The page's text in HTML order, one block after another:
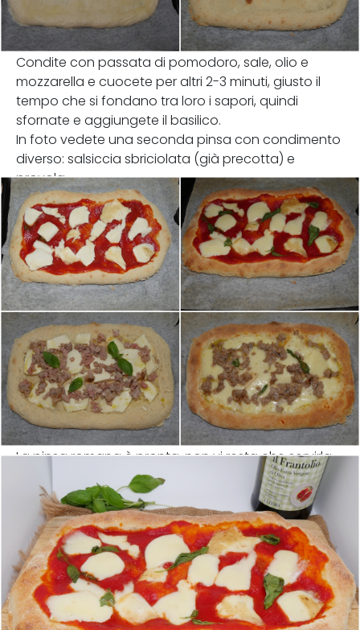
Condite con passata di pomodoro, sale, olio e
mozzarella e cuocete per altri 2-3 minuti, giusto il
tempo che si fondano tra loro i sapori, quindi
sfornate e aggiungete il basilico.
In foto vedete una seconda pinsa con condimento
diverso: salsiccia sbriciolata (già precotta) e
provola.
La pinsa romana è pronta, non vi resta che servirla.